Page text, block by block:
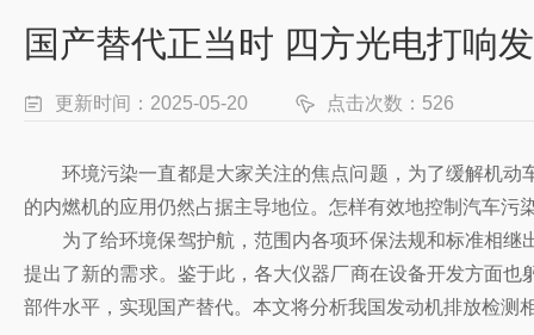
国产替代正当时 四方光电打响
更新时间：2025-05-20 点击次数：526
环境污染一直都是大家关注的焦点问题，为了缓解机
的内燃机的应用仍然占据主导地位。怎样有效地控制汽车污
为了给环境保驾护航，范围内各项环保法规和标准相
提出了新的需求。鉴于此，各大仪器厂商在设备开发方面
部件水平，实现国产替代。本文将分析我国发动机排放检